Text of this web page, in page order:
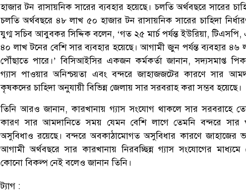
হাজার টন রাসায়নিক সারের ব্যবহার হয়েছে। চলতি অর্থবছরে সারের
চলতি অর্থবছরে ৪৮ লাখ ৫০ হাজার টন রাসায়নিক সারের চাহিদা
যুগ্ম সচিব আবুবকর সিদ্দিক বলেন, ‘গত ২৫ মার্চ পর্যন্ত ইউরিয়া,
৪০ লাখ টনের বেশি সার ব্যবহার হয়েছে। আগামী জুন পর্যন্ত ব্যবহার ৪৬
পৌঁছাতে পারে।’ বিসিআইসির একজন কর্মকর্তা জানান, সদ্যসমাপ্ত
গ্যাস পাওয়ার অনিশ্চয়তা এবং বন্দরে জাহাজজটের কারণে সার
কৃষকদের চাহিদা অনুযায়ী বিভিন্ন জেলায় সার সরবরাহ করা সম্ভব হয়েছে।
তিনি আরও জানান, কারখানায় গ্যাস সংযোগ থাকলে সার সরবরাহে
কারণ সার আমদানিতে সময় যেমন বেশি লাগে তেমনি বন্দরে সার
অসুবিধাও রয়েছে। বন্দরে অবকাঠামোগত অসুবিধার কারণে জাহাজের
আগামী অর্থবছরে সার কারখানায় নিরবচ্ছিন্ন গ্যাস সংযোগের
কোনো বিকল্প নেই বলেও জানান তিনি।
ট্যাগ :